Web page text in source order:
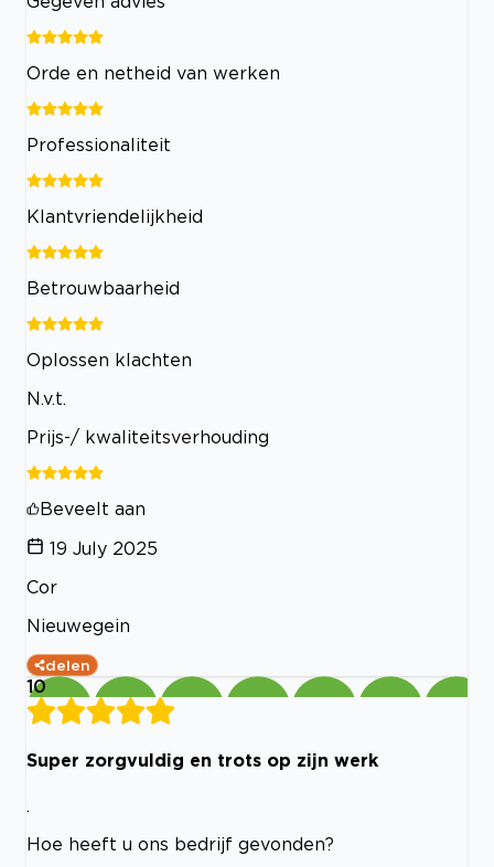
Orde en netheid van werken
Professionaliteit
Klantvriendelijkheid
Betrouwbaarheid
Oplossen klachten
N.v.t.
Prijs-/ kwaliteitsverhouding
Beveelt aan
19 July 2025
Cor
Nieuwegein
delen
10
Super zorgvuldig en trots op zijn werk
.
Hoe heeft u ons bedrijf gevonden?